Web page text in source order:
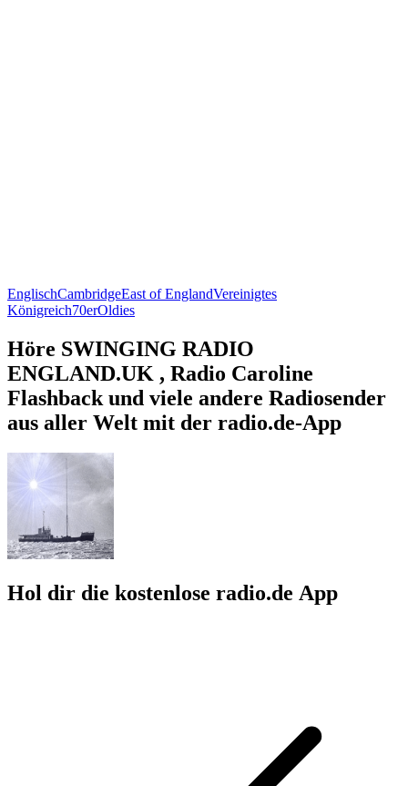
EnglischCambridgeEast of EnglandVereinigtes
Königreich70erOldies
Höre SWINGING RADIO
ENGLAND.UK , Radio Caroline
Flashback und viele andere Radiosender
aus aller Welt mit der radio.de-App
Hol dir die kostenlose radio.de App